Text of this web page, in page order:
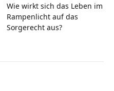
Wie wirkt sich das Leben im
Rampenlicht auf das
Sorgerecht aus?